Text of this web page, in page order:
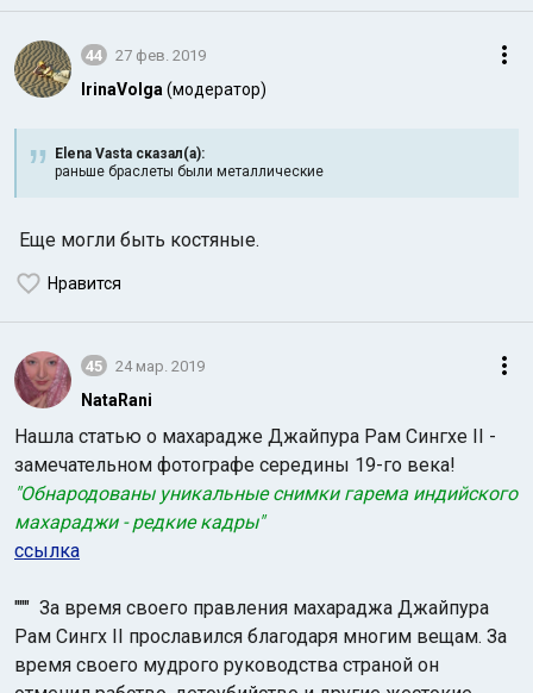
44 27 фев. 2019
IrinaVolga (модератор)
Elena Vasta сказал(а):
раньше браслеты были металлические
Еще могли быть костяные.
Нравится
45 24 мар. 2019
NataRani
Нашла статью о махарадже Джайпура Рам Сингхе II -
замечательном фотографе середины 19-го века!
"Обнародованы уникальные снимки гарема индийского
махараджи - редкие кадры"
ссылка
""" За время своего правления махараджа Джайпура
Рам Сингх II прославился благодаря многим вещам. За
время своего мудрого руководства страной он